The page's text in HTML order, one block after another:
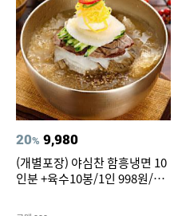
20% 9,980
(개별포장) 야심찬 함흥냉면 10
인분 +육수10봉/1인 998원/머